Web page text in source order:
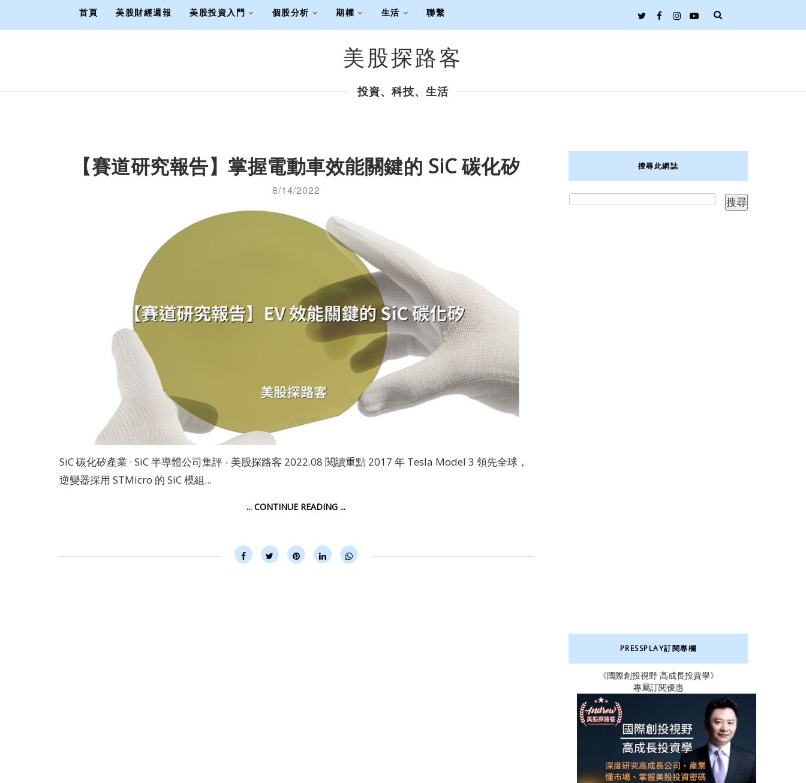
美股探路客
首頁 美股財經週報 美股投資入門 個股分析 期權 生活 聯繫
投資、科技、生活
【賽道研究報告】掌握電動車效能關鍵的 SiC 碳化矽
8/14/2022
SiC 碳化矽產業 · SiC 半導體公司集評 - 美股探路客 2022.08 閱讀重點 2017 年 Tesla Model 3 領先全球，
逆變器採用 STMicro 的 SiC 模組...
... CONTINUE READING ...
搜尋此網誌
PRESSPLAY訂閱專欄
《國際創投視野 高成長投資學》
專屬訂閱優惠